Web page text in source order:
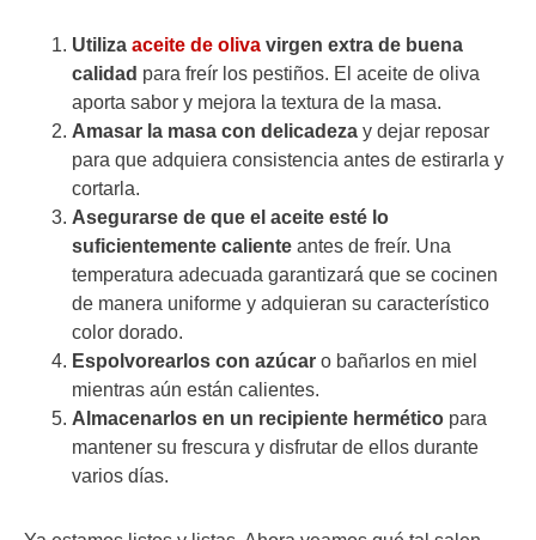
Utiliza aceite de oliva virgen extra de buena
calidad para freír los pestiños. El aceite de oliva
aporta sabor y mejora la textura de la masa.
Amasar la masa con delicadeza y dejar reposar
para que adquiera consistencia antes de estirarla y
cortarla.
Asegurarse de que el aceite esté lo
suficientemente caliente antes de freír. Una
temperatura adecuada garantizará que se cocinen
de manera uniforme y adquieran su característico
color dorado.
Espolvorearlos con azúcar o bañarlos en miel
mientras aún están calientes.
Almacenarlos en un recipiente hermético para
mantener su frescura y disfrutar de ellos durante
varios días.